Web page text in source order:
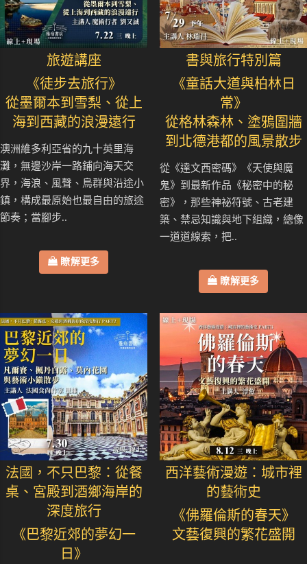
旅遊講座
《徒步去旅行》
從墨爾本到雪梨、從上
海到西藏的浪漫遠行
澳洲維多利亞省的九十英里海
灘，無邊沙岸一路鋪向海天交
界，海浪、風聲、鳥群與沿途小
鎮，構成最原始也最自由的旅途
節奏；當腳步..
瞭解更多
書與旅行特別篇
《童話大道與柏林日
常》
從格林森林、塗鴉圍牆
到北德港都的風景散步
從《達文西密碼》《天使與魔
鬼》到最新作品《秘密中的秘
密》，那些神祕符號、古老建
築、禁忌知識與地下組織，總像
一道道線索，把..
瞭解更多
法國，不只巴黎：從餐
桌、宮殿到酒鄉海岸的
深度旅行
《巴黎近郊的夢幻一
日》
西洋藝術漫遊：城市裡
的藝術史
《佛羅倫斯的春天》
文藝復興的繁花盛開